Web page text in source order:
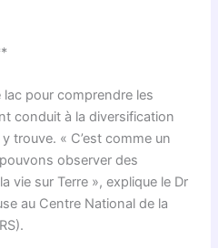
pour comprendre les
conduit à la diversification
trouve. « C’est comme un
observer des
vie sur Terre », explique le Dr
au Centre National de la